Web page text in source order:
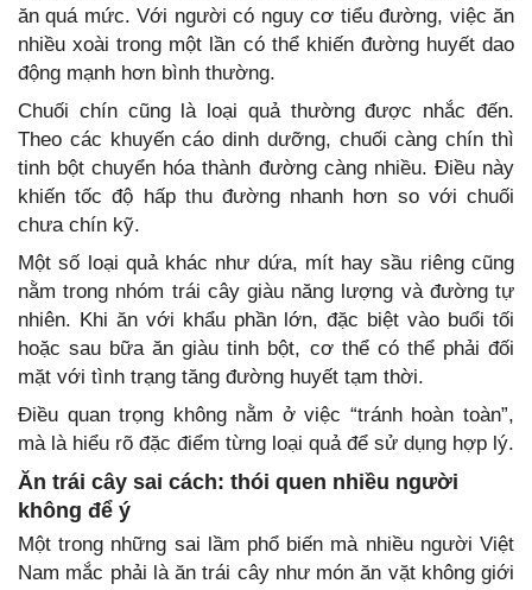
ăn quá mức. Với người có nguy cơ tiểu đường, việc ăn
nhiều xoài trong một lần có thể khiến đường huyết dao
động mạnh hơn bình thường.
Chuối chín cũng là loại quả thường được nhắc đến.
Theo các khuyến cáo dinh dưỡng, chuối càng chín thì
tinh bột chuyển hóa thành đường càng nhiều. Điều này
khiến tốc độ hấp thu đường nhanh hơn so với chuối
chưa chín kỹ.
Một số loại quả khác như dứa, mít hay sầu riêng cũng
nằm trong nhóm trái cây giàu năng lượng và đường tự
nhiên. Khi ăn với khẩu phần lớn, đặc biệt vào buổi tối
hoặc sau bữa ăn giàu tinh bột, cơ thể có thể phải đối
mặt với tình trạng tăng đường huyết tạm thời.
Điều quan trọng không nằm ở việc “tránh hoàn toàn”,
mà là hiểu rõ đặc điểm từng loại quả để sử dụng hợp lý.
Ăn trái cây sai cách: thói quen nhiều người
không để ý
Một trong những sai lầm phổ biến mà nhiều người Việt
Nam mắc phải là ăn trái cây như món ăn vặt không giới